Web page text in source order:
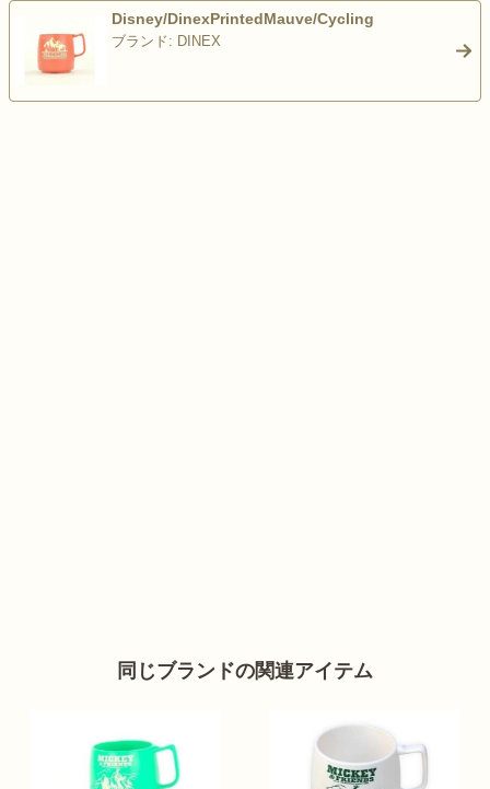
Disney/DinexPrintedMauve/Cycling
ブランド: DINEX
同じブランドの関連アイテム